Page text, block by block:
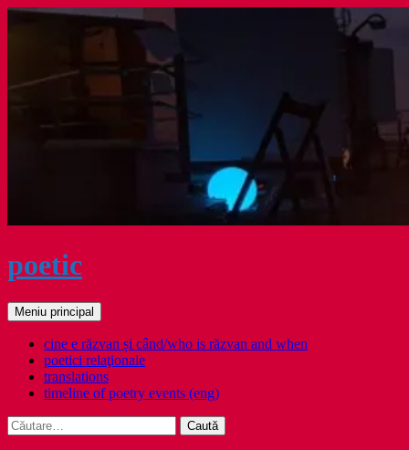
Sari
poetic
Caută
Meniu principal
cine e răzvan și când/who is răzvan and when
poetici relaţionale
translations
timeline of poetry events (eng)
Caută
după: